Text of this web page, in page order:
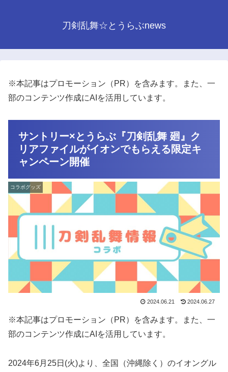
刀剣乱舞☆とうらぶnews
※本記事はプロモーション（PR）を含みます。また、一
部のコンテンツ作成にAIを活用しています。
サントリー×とうらぶ『刀剣乱舞 廻』ク
リアファイルがイオンでもらえる限定キ
ャンペーン開催
コラボグッズ
2024.06.21 2024.06.27
※本記事はプロモーション（PR）を含みます。また、一
部のコンテンツ作成にAIを活用しています。
2024年6月25日(火)より、全国（沖縄除く）のイオングル